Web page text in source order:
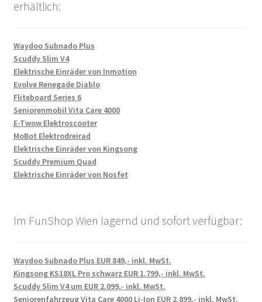
erhältlich:
Waydoo Subnado Plus
Scuddy Slim V4
Elektrische Einräder von Inmotion
Evolve Renegade Diablo
Fliteboard Series 6
Seniorenmobil Vita Care 4000
E-Twow Elektroscooter
MoBot Elektrodreirad
Elektrische Einräder von Kingsong
Scuddy Premium Quad
Elektrische Einräder von Nosfet
Im FunShop Wien lagernd und sofort verfügbar:
Waydoo Subnado Plus EUR 849,- inkl. MwSt.
Kingsong KS18XL Pro schwarz EUR 1.799,- inkl. MwSt.
Scuddy Slim V4 um EUR 2.099,- inkl. MwSt.
Seniorenfahrzeug Vita Care 4000 Li-Ion EUR 2.899,- inkl. MwSt.